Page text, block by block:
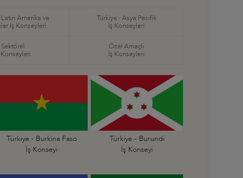
Latin Amerika ve
İş Konseyleri
Türkiye - Asya Pasifik
İş Konseyleri
Sektörel
Özel Amaçlı
İş Konseyleri
Türkiye - Burkina Faso
İş Konseyi
Türkiye - Burundi
İş Konseyi